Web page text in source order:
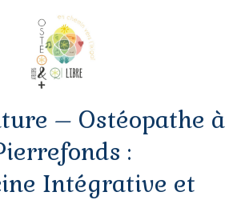
– Ostéopathe à
:
Intégrative et